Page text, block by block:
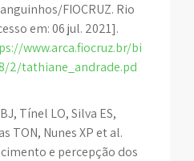
FIOCRUZ. Rio
em: 06 jul. 2021].
www.arca.fiocruz.br/bi
2/tathiane_andrade.pd
Tínel LO, Silva ES,
TON, Nunes XP et al.
e percepção dos